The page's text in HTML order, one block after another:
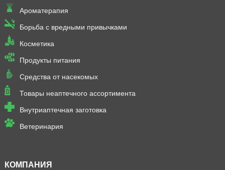
Ароматерапия
Борьба с вредными привычками
Косметика
Продукты питания
Средства от насекомых
Товары неаптечного ассортимента
Внутриаптечная заготовка
Ветеринария
КОМПАНИЯ